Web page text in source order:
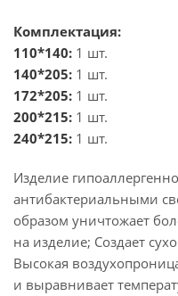
Комплектация:
110*140: 1 шт.
140*205: 1 шт.
172*205: 1 шт.
200*215: 1 шт.
240*215: 1 шт.
Изделие
антибактериальными
образом уничтожает
на изделие; Создает
Высокая
и выравнивает